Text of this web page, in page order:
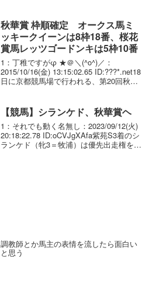
秋華賞 枠順確定 オークス馬ミ
ッキークイーンは8枠18番、桜花
賞馬レッツゴードンキは5枠10番
1：丁稚ですがφ ★＠＼(^o^)／：
2015/10/16(金) 13:15:02.65 ID:???*.net18
日に京都競馬場で行われる、第20回秋華
【競馬】シランケド、秋華賞ヘ
1：それでも動く名無し：2023/09/12(火)
20:18:22.78 ID:oCVJgXAfa紫苑S3着のシ
ランケド（牝3＝牧浦）は優先出走権を手
調教師とか馬主の表情を流したら面白い
と思う